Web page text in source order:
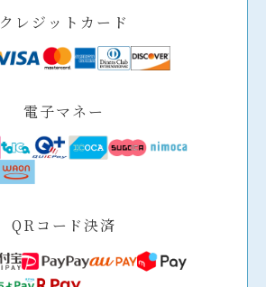
クレジットカード
電子マネー
QRコード決済